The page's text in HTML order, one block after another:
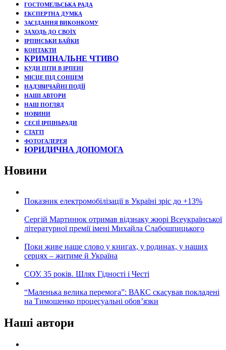
ГОСТОМЕЛЬСЬКА РАДА
ЕКСПЕРТНА ДУМКА
ЗАСІДАННЯ ВИКОНКОМУ
ЗАХОДЬ ДО СВОЇХ
ІРПІНСЬКИ БАЙКИ
КОНТАКТИ
КРИМІНАЛЬНЕ ЧТИВО
КУДИ ПІТИ В ІРПЕНІ
МІСЦЕ ПІД СОНЦЕМ
НАДЗВИЧАЙНІ ПОДЇЇ
НАШІ АВТОРИ
НАШ ПОГЛЯД
НОВИНИ
СЕСІЇ ІРПІНЬРАДИ
СТАТТІ
ФОТОГАЛЕРЕЯ
ЮРИДИЧНА ДОПОМОГА
Новини
Показник електромобілізації в Україні зріс до +13%
Сергій Мартинюк отримав відзнаку жюрі Всеукраїнської
літературної премії імені Михайла Слабошпицького
Поки живе наше слово у книгах, у родинах, у наших
серцях – житиме й Україна
СОУ. 35 років. Шлях Гідності і Честі
“Маленька велика перемога”: ВАКС скасував покладені
на Тимошенко процесуальні обов’язки
Наші автори